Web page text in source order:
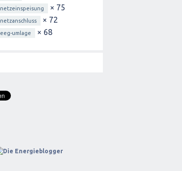
netzeinspeisung × 75
netzanschluss × 72
eeg-umlage × 68